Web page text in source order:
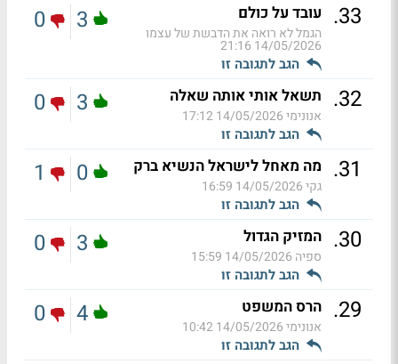
33
. עובד על כולם
הגמל לא רואה את הדבשת של עצמו
14/05/2026 21:16
הגב לתגובה זו
3
0
32
. תשאל אותי אותה שאלה
אנונימי14/05/2026 17:12
הגב לתגובה זו
3
0
31
. מה מאחל לישראל הנשיא ברק
גקי14/05/2026 16:59
הגב לתגובה זו
0
1
30
. המזיק הגדול
ספיה 14/05/2026 15:59
הגב לתגובה זו
3
0
29
. הרס המשפט
אנונימי14/05/2026 10:42
הגב לתגובה זו
4
0